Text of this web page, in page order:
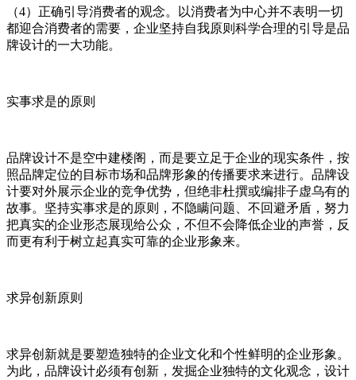
（4）正确引导消费者的观念。以消费者为中心并不表明一切
都迎合消费者的需要，企业坚持自我原则科学合理的引导是品
牌设计的一大功能。
实事求是的原则
品牌设计不是空中建楼阁，而是要立足于企业的现实条件，按
照品牌定位的目标市场和品牌形象的传播要求来进行。品牌设
计要对外展示企业的竞争优势，但绝非杜撰或编排子虚乌有的
故事。坚持实事求是的原则，不隐瞒问题、不回避矛盾，努力
把真实的企业形态展现给公众，不但不会降低企业的声誉，反
而更有利于树立起真实可靠的企业形象来。
求异创新原则
求异创新就是要塑造独特的企业文化和个性鲜明的企业形象。
为此，品牌设计必须有创新，发掘企业独特的文化观念，设计